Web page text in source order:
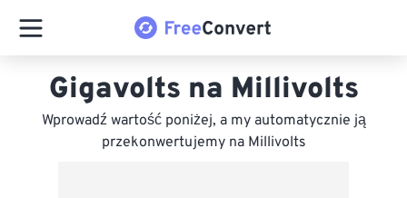
Gigavolts na Millivolts
Wprowadź wartość poniżej, a my automatycznie ją
przekonwertujemy na Millivolts